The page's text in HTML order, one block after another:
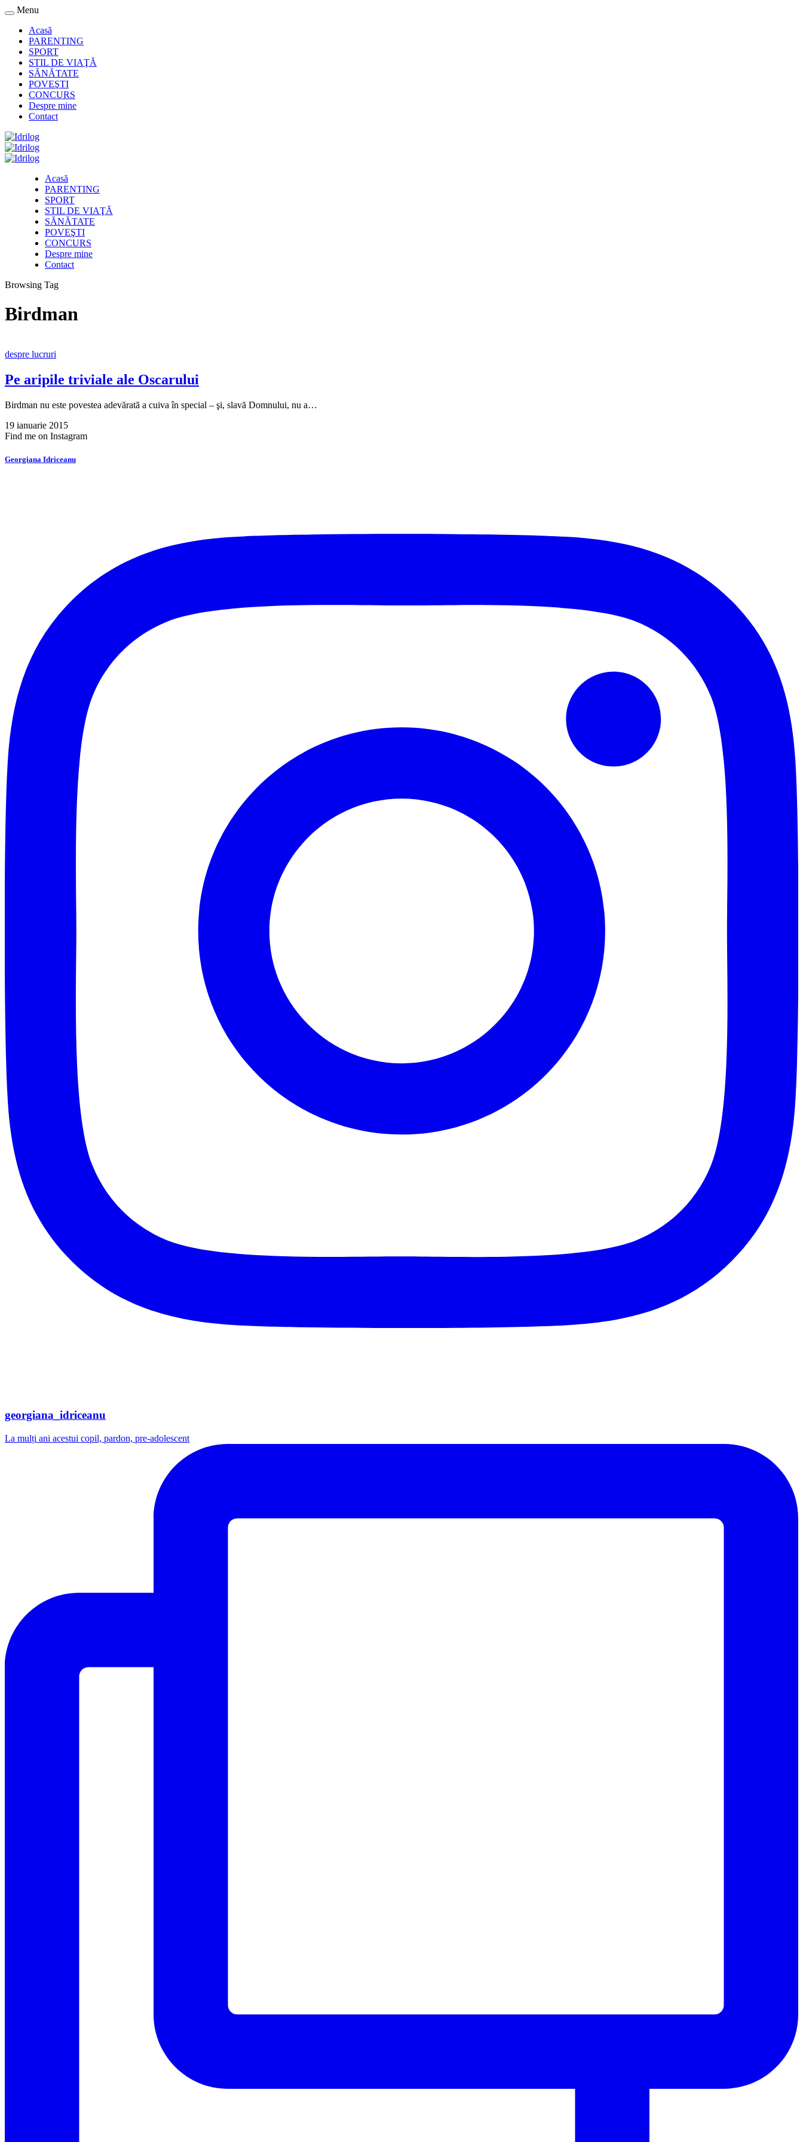
Menu
Acasă
PARENTING
SPORT
STIL DE VIAŢĂ
SĂNĂTATE
POVEŞTI
CONCURS
Despre mine
Contact
Acasă
PARENTING
SPORT
STIL DE VIAŢĂ
SĂNĂTATE
POVEŞTI
CONCURS
Despre mine
Contact
Browsing Tag
Birdman
despre lucruri
Pe aripile triviale ale Oscarului
Birdman nu este povestea adevărată a cuiva în special – şi, slavă Domnului, nu a…
19 ianuarie 2015
Find me on Instagram
Georgiana Idriceanu
georgiana_idriceanu
La mulți ani acestui copil, pardon, pre-adolescent